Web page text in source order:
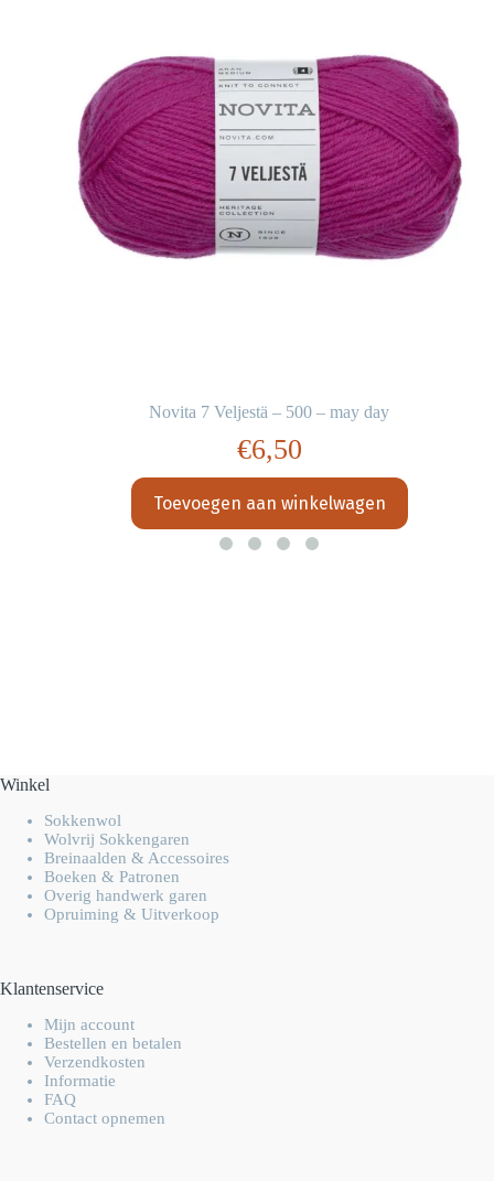
Novita 7 Veljestä – 500 – may day
€6,50
Toevoegen aan winkelwagen
Winkel
Sokkenwol
Wolvrij Sokkengaren
Breinaalden & Accessoires
Boeken & Patronen
Overig handwerk garen
Opruiming & Uitverkoop
Klantenservice
Mijn account
Bestellen en betalen
Verzendkosten
Informatie
FAQ
Contact opnemen